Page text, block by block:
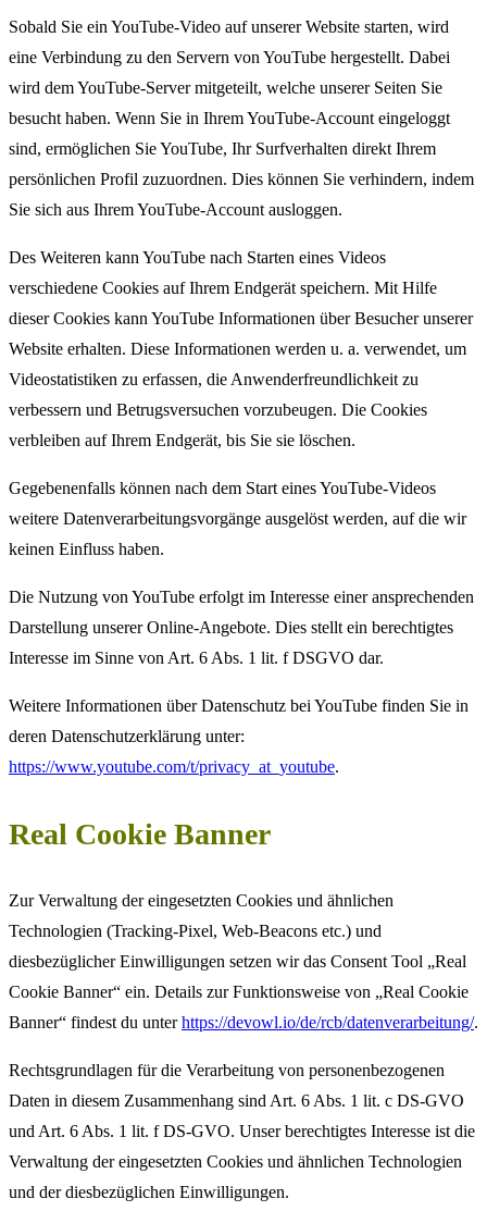
Sobald Sie ein YouTube-Video auf unserer Website starten, wird
eine Verbindung zu den Servern von YouTube hergestellt. Dabei
wird dem YouTube-Server mitgeteilt, welche unserer Seiten Sie
besucht haben. Wenn Sie in Ihrem YouTube-Account eingeloggt
sind, ermöglichen Sie YouTube, Ihr Surfverhalten direkt Ihrem
persönlichen Profil zuzuordnen. Dies können Sie verhindern, indem
Sie sich aus Ihrem YouTube-Account ausloggen.
Des Weiteren kann YouTube nach Starten eines Videos
verschiedene Cookies auf Ihrem Endgerät speichern. Mit Hilfe
dieser Cookies kann YouTube Informationen über Besucher unserer
Website erhalten. Diese Informationen werden u. a. verwendet, um
Videostatistiken zu erfassen, die Anwenderfreundlichkeit zu
verbessern und Betrugsversuchen vorzubeugen. Die Cookies
verbleiben auf Ihrem Endgerät, bis Sie sie löschen.
Gegebenenfalls können nach dem Start eines YouTube-Videos
weitere Datenverarbeitungsvorgänge ausgelöst werden, auf die wir
keinen Einfluss haben.
Die Nutzung von YouTube erfolgt im Interesse einer ansprechenden
Darstellung unserer Online-Angebote. Dies stellt ein berechtigtes
Interesse im Sinne von Art. 6 Abs. 1 lit. f DSGVO dar.
Weitere Informationen über Datenschutz bei YouTube finden Sie in
deren Datenschutzerklärung unter:
https://www.youtube.com/t/privacy_at_youtube.
Real Cookie Banner
Zur Verwaltung der eingesetzten Cookies und ähnlichen
Technologien (Tracking-Pixel, Web-Beacons etc.) und
diesbezüglicher Einwilligungen setzen wir das Consent Tool „Real
Cookie Banner“ ein. Details zur Funktionsweise von „Real Cookie
Banner“ findest du unterhttps://devowl.io/de/rcb/datenverarbeitung/.
Rechtsgrundlagen für die Verarbeitung von personenbezogenen
Daten in diesem Zusammenhang sind Art. 6 Abs. 1 lit. c DS-GVO
und Art. 6 Abs. 1 lit. f DS-GVO. Unser berechtigtes Interesse ist die
Verwaltung der eingesetzten Cookies und ähnlichen Technologien
und der diesbezüglichen Einwilligungen.